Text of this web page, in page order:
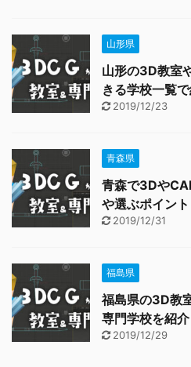
山形県
山形の3D教室
きる学校一覧で
2019/12/23
青森県
青森で3Dや
や選ぶポイント
2019/12/31
福島県
福島県の3D教
専門学校を紹介
2019/12/29